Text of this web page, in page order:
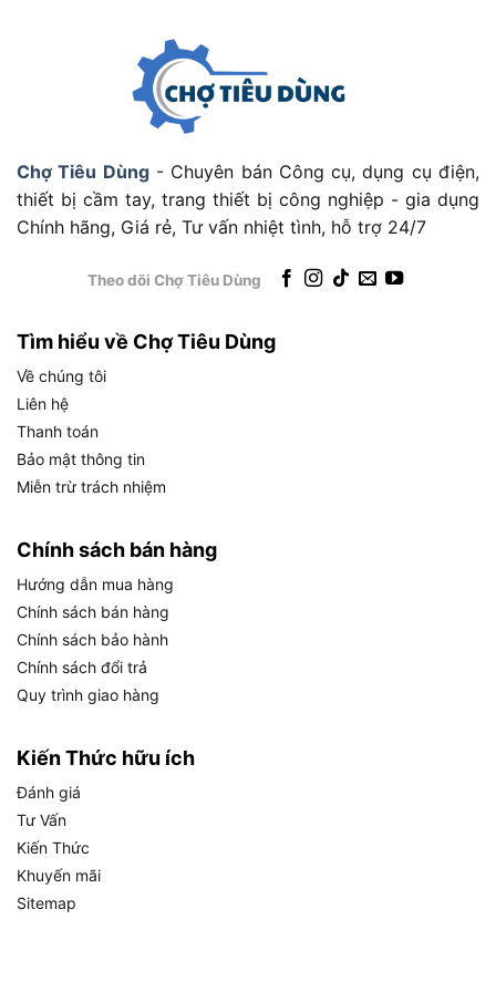
Bảng dưới đây tổng hợp đầy đủ thông số kỹ thuật
chính thức của Total TB2086, giúp bạn nắm bắt
nhanh các thông số quan trọng nhất trước khi đi
vào phân tích chi tiết từng thông số:
THÔNG SỐ KỸ
THUẬT
GIÁ TRỊ
Thương hiệu
Total
Mã sản phẩm
TB2086
Công suất
800W
Hiệu điện thế / Tần
số
Tốc độ không tải
Lưu lượng khí tối đa
Công tắc rảnh tay
Có (Lock-on button)
Trọng lượng máy
Phụ kiện kèm theo
Bảo hành
này, dưới đây là phân tích cụ thể từng thông số
quan trọng:
Công suất 800W
nhóm trung bình cao trong phân khúc máy thổi
bụi gia đình và bán chuyên nghiệp. Với mức
công suất này, motor của máy tạo ra đủ lực để
Chợ Tiêu Dùng- Chuyên bán Công cụ, dụng cụ điện,
thiết bị cầm tay, trang thiết bị công nghiệp - gia dụng
Chính hãng, Giá rẻ, Tư vấn nhiệt tình, hỗ trợ 24/7
Theo dõi Chợ Tiêu Dùng
Tìm hiểu về Chợ Tiêu Dùng
Về chúng tôi
Liên hệ
Thanh toán
Bảo mật thông tin
Miễn trừ trách nhiệm
Chính sách bán hàng
Hướng dẫn mua hàng
Chính sách bán hàng
Chính sách bảo hành
Chính sách đổi trả
Quy trình giao hàng
Kiến Thức hữu ích
Đánh giá
Tư Vấn
Kiến Thức
Khuyến mãi
Sitemap